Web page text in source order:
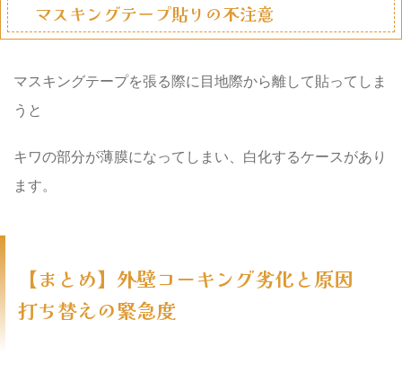
マスキングテープ貼りの不注意
マスキングテープを張る際に目地際から離して貼ってしま
うと
キワの部分が薄膜になってしまい、白化するケースがあり
ます。
【まとめ】外壁コーキング劣化と原因
打ち替えの緊急度